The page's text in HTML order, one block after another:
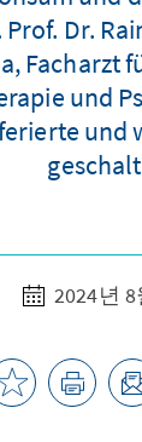
Prof. Dr.
Facharzt
und
und
2024년